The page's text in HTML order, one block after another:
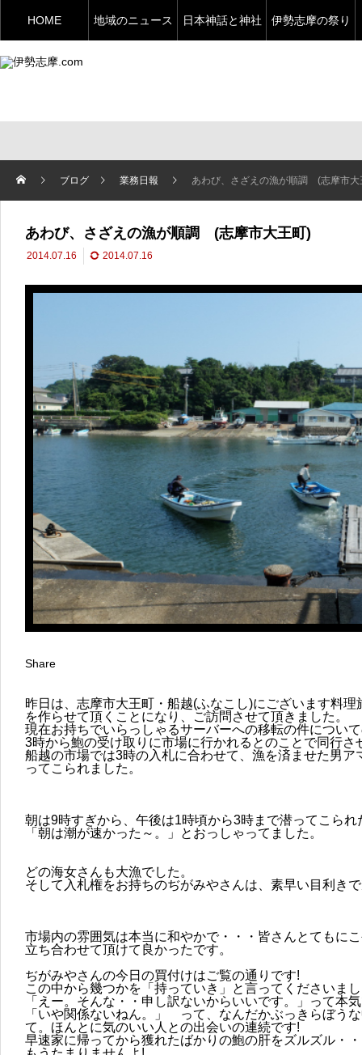
HOME 地域のニュース 日本神話と神社 伊勢志摩の祭り
ブログ 業務日報 あわび、さざえの漁が順調 (志摩市大
あわび、さざえの漁が順調 (志摩市大王町)
2014.07.16 2014.07.16
Share
昨日は、志摩市大王町・船越(ふなこし)にございます料
を作らせて頂くことになり、ご訪問させて頂きました。
現在お持ちでいらっしゃるサーバーへの移転の件につい
3時から鮑の受け取りに市場に行かれるとのことで同行さ
船越の市場では3時の入札に合わせて、漁を済ませた男
ってこられました。
朝は9時すぎから、午後は1時頃から3時まで潜ってこられ
「朝は潮が速かった～。」とおっしゃってました。
どの海女さんも大漁でした。
そして入札権をお持ちのぢがみやさんは、素早い目利き
市場内の雰囲気は本当に和やかで・・・皆さんとてもに
立ち合わせて頂けて良かったです。
ぢがみやさんの今日の買付けはご覧の通りです!
この中から幾つかを「持っていき」と言ってくださいま
「えー。そんな・・申し訳ないからいいです。」って本
「いや関係ないねん。」 って、なんだかぶっきらぼう
て。ほんとに気のいい人との出会いの連続です!
早速家に帰ってから獲れたばかりの鮑の肝をズルズル・